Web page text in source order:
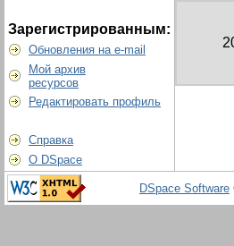
Зарегистрированным:
Обновления на e-mail
Мой архив
ресурсов
Редактировать профиль
Справка
О DSpace
DSpace Software